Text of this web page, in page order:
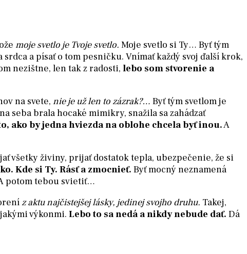
moje svetlo je Tvoje svetlo. Moje svetlo si Ty… Byť tým
a písať o tom pesničku. Vnímať každý svoj ďalší krok,
nezištne, len tak z radosti, lebo som stvorenie a
na svete, nie je už len to zázrak?… Byť tým svetlom je
seba brala hocaké mimikry, snažila sa zahádzať
ako by jedna hviezda na oblohe chcela byť inou.A
všetky živiny, prijať dostatok tepla, ubezpečenie, že si
Kde si Ty. Rásť a zmocnieť. Byť mocný neznamená
potom tebou svietiť…
z aktu najčistejšej lásky, jedinej svojho druhu. Takej,
výkonmi. Lebo to sa nedá a nikdy nebude dať. Dá